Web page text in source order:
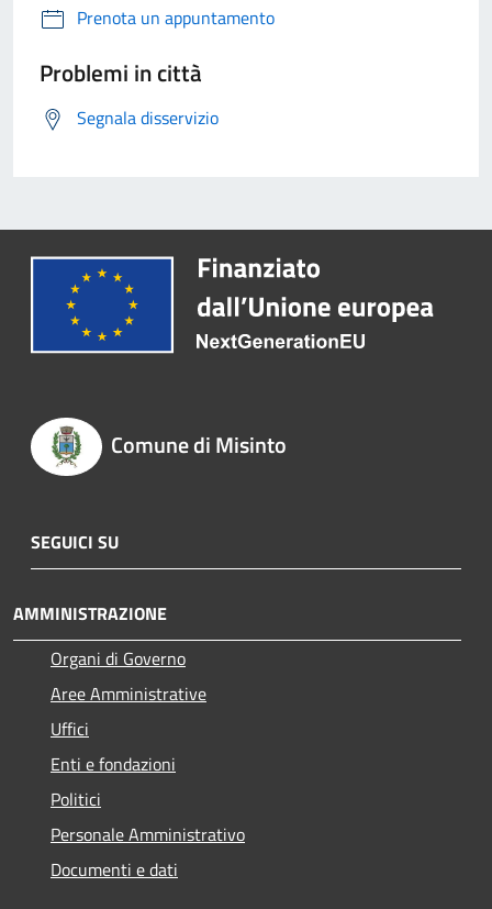
Prenota un appuntamento
Problemi in città
Segnala disservizio
Comune di Misinto
SEGUICI SU
AMMINISTRAZIONE
Organi di Governo
Aree Amministrative
Uffici
Enti e fondazioni
Politici
Personale Amministrativo
Documenti e dati